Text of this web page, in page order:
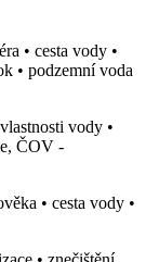
• cesta vody •
• podzemní voda
vody •
ČOV -
• cesta vody •